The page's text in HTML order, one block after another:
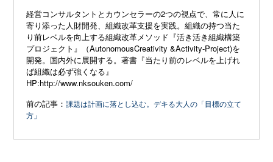
経営コンサルタントとカウンセラーの2つの視点で、常に人に
寄り添った人財開発、組織改革支援を実践。組織の持つ当た
り前レベルを向上する組織改革メソッド『活き活き組織構築
プロジェクト』（AutonomousCreativity &Activity-Project)を
開発。国内外に展開する。著書『当たり前のレベルを上げれ
ば組織は必ず強くなる』
HP:http://www.nksouken.com/
前の記事：課題は計画に落とし込む。デキる大人の「目標の立て
方」